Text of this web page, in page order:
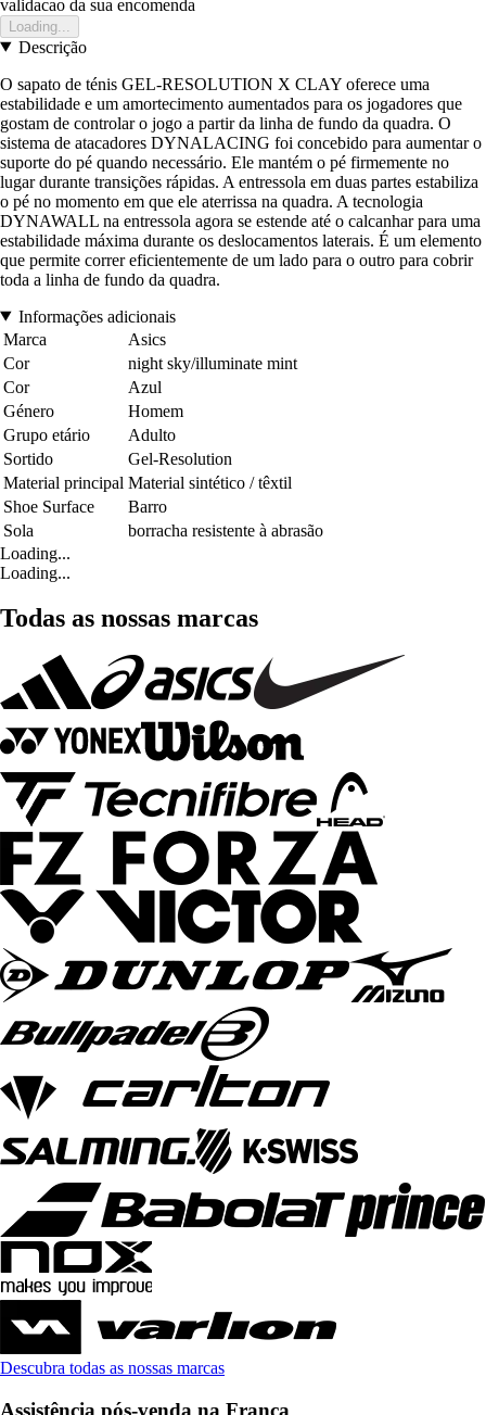
validacao da sua encomenda
Loading...
Descrição
O sapato de ténis GEL-RESOLUTION X CLAY oferece uma
estabilidade e um amortecimento aumentados para os jogadores que
gostam de controlar o jogo a partir da linha de fundo da quadra. O
sistema de atacadores DYNALACING foi concebido para aumentar o
suporte do pé quando necessário. Ele mantém o pé firmemente no
lugar durante transições rápidas. A entressola em duas partes estabiliza
o pé no momento em que ele aterrissa na quadra. A tecnologia
DYNAWALL na entressola agora se estende até o calcanhar para uma
estabilidade máxima durante os deslocamentos laterais. É um elemento
que permite correr eficientemente de um lado para o outro para cobrir
toda a linha de fundo da quadra.
Informações adicionais
Marca
Asics
Cor
night sky/illuminate mint
Cor
Azul
Género
Homem
Grupo etário
Adulto
Sortido
Gel-Resolution
Material principal Material sintético / têxtil
Shoe Surface
Barro
Sola
borracha resistente à abrasão
Loading...
Loading...
Todas as nossas marcas
Descubra todas as nossas marcas
Assistência pós-venda na França